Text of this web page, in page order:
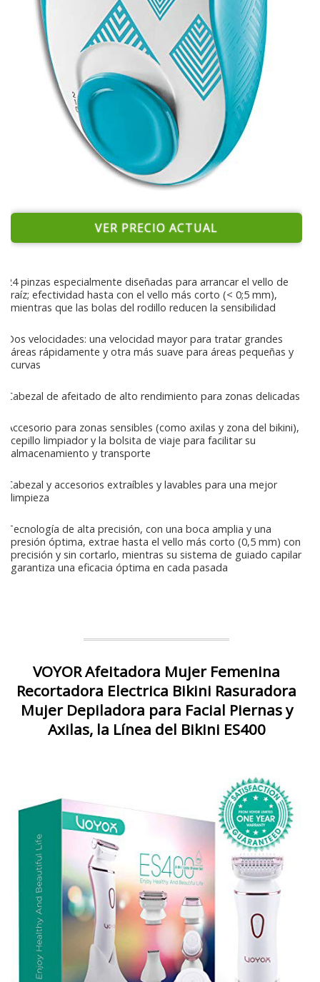
VER PRECIO ACTUAL
24 pinzas especialmente diseñadas para arrancar el vello de
raíz; efectividad hasta con el vello más corto (< 0;5 mm),
mientras que las bolas del rodillo reducen la sensibilidad
Dos velocidades: una velocidad mayor para tratar grandes
áreas rápidamente y otra más suave para áreas pequeñas y
curvas
Cabezal de afeitado de alto rendimiento para zonas delicadas
Accesorio para zonas sensibles (como axilas y zona del bikini),
cepillo limpiador y la bolsita de viaje para facilitar su
almacenamiento y transporte
Cabezal y accesorios extraíbles y lavables para una mejor
limpieza
Tecnología de alta precisión, con una boca amplia y una
presión óptima, extrae hasta el vello más corto (0,5 mm) con
precisión y sin cortarlo, mientras su sistema de guiado capilar
garantiza una eficacia óptima en cada pasada
VOYOR Afeitadora Mujer Femenina
Recortadora Electrica Bikini Rasuradora
Mujer Depiladora para Facial Piernas y
Axilas, la Línea del Bikini ES400